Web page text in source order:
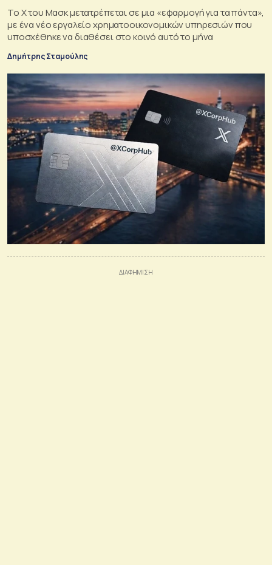
Το Χ του Μασκ μετατρέπεται σε μια «εφαρμογή για τα πάντα»,
με ένα νέο εργαλείο χρηματοοικονομικών υπηρεσιών που
υποσχέθηκε να διαθέσει στο κοινό αυτό το μήνα
Δημήτρης Σταμούλης